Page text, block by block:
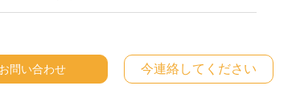
お問い合わせ 今連絡してください